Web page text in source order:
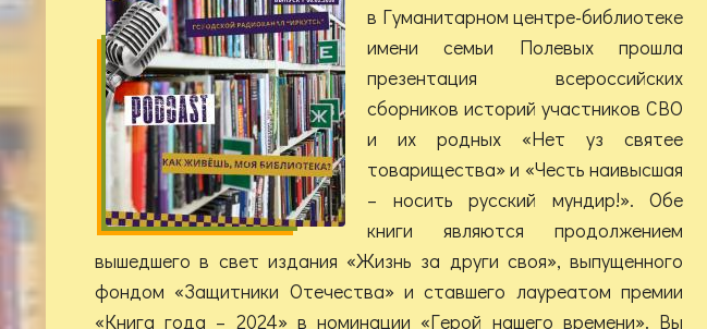
в Гуманитарном центре-библиотеке
имени семьи Полевых прошла
презентация всероссийских
сборников историй участников СВО
и их родных «Нет уз святее
товарищества» и «Честь наивысшая
– носить русский мундир!». Обе
книги являются продолжением
вышедшего в свет издания «Жизнь за други своя», выпущенного
фондом «Защитники Отечества» и ставшего лауреатом премии
«Книга года – 2024» в номинации «Герой нашего времени». Вы